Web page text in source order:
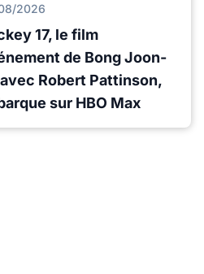
2026
17, le film
de Bong Joon-
Robert Pattinson,
sur HBO Max